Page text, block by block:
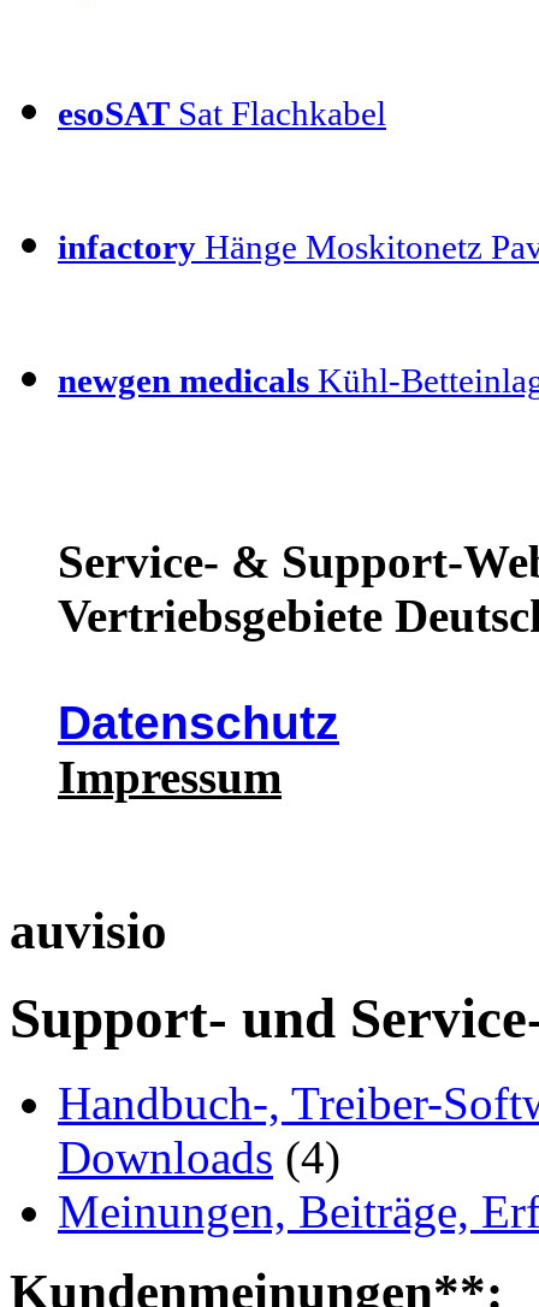
esoSAT Sat Flachkabel
infactory Hänge Moskitonetz
newgen medicals Kühl-
Service- & Support-
Vertriebsgebiete
Datenschutz
Impressum
auvisio
Support- und
Handbuch-, Treiber-
Downloads (4)
Meinungen, Beiträge,
Kundenmeinungen**: